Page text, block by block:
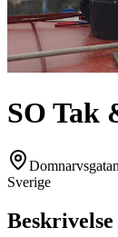
SO Tak
Sverige
Beskrivelse